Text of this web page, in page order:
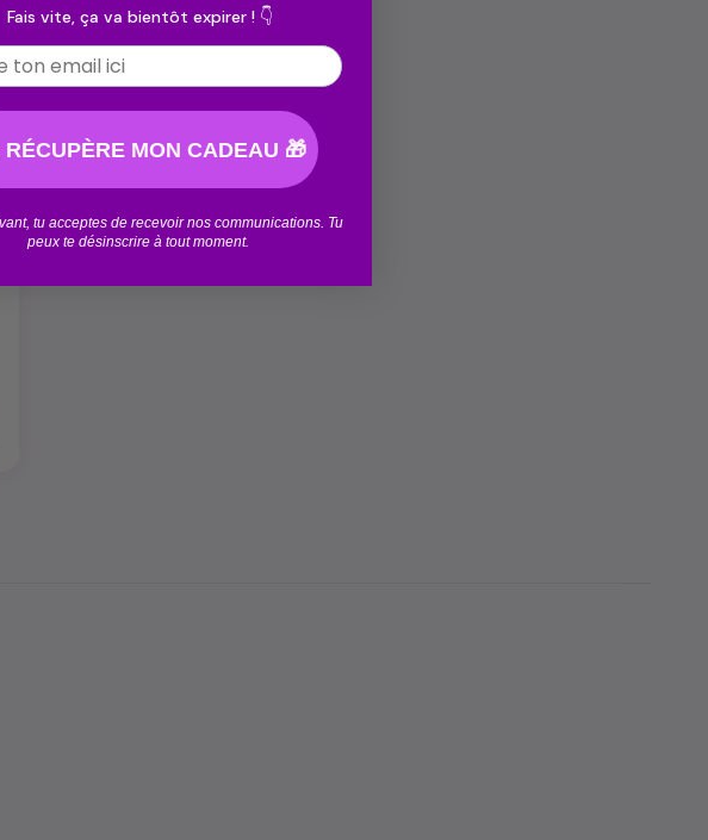
Fais vite, ça va bientôt expirer ! 👇
RÉCUPÈRE MON CADEAU 🎁
tu acceptes de recevoir nos communications. Tu
peux te désinscrire à tout moment.